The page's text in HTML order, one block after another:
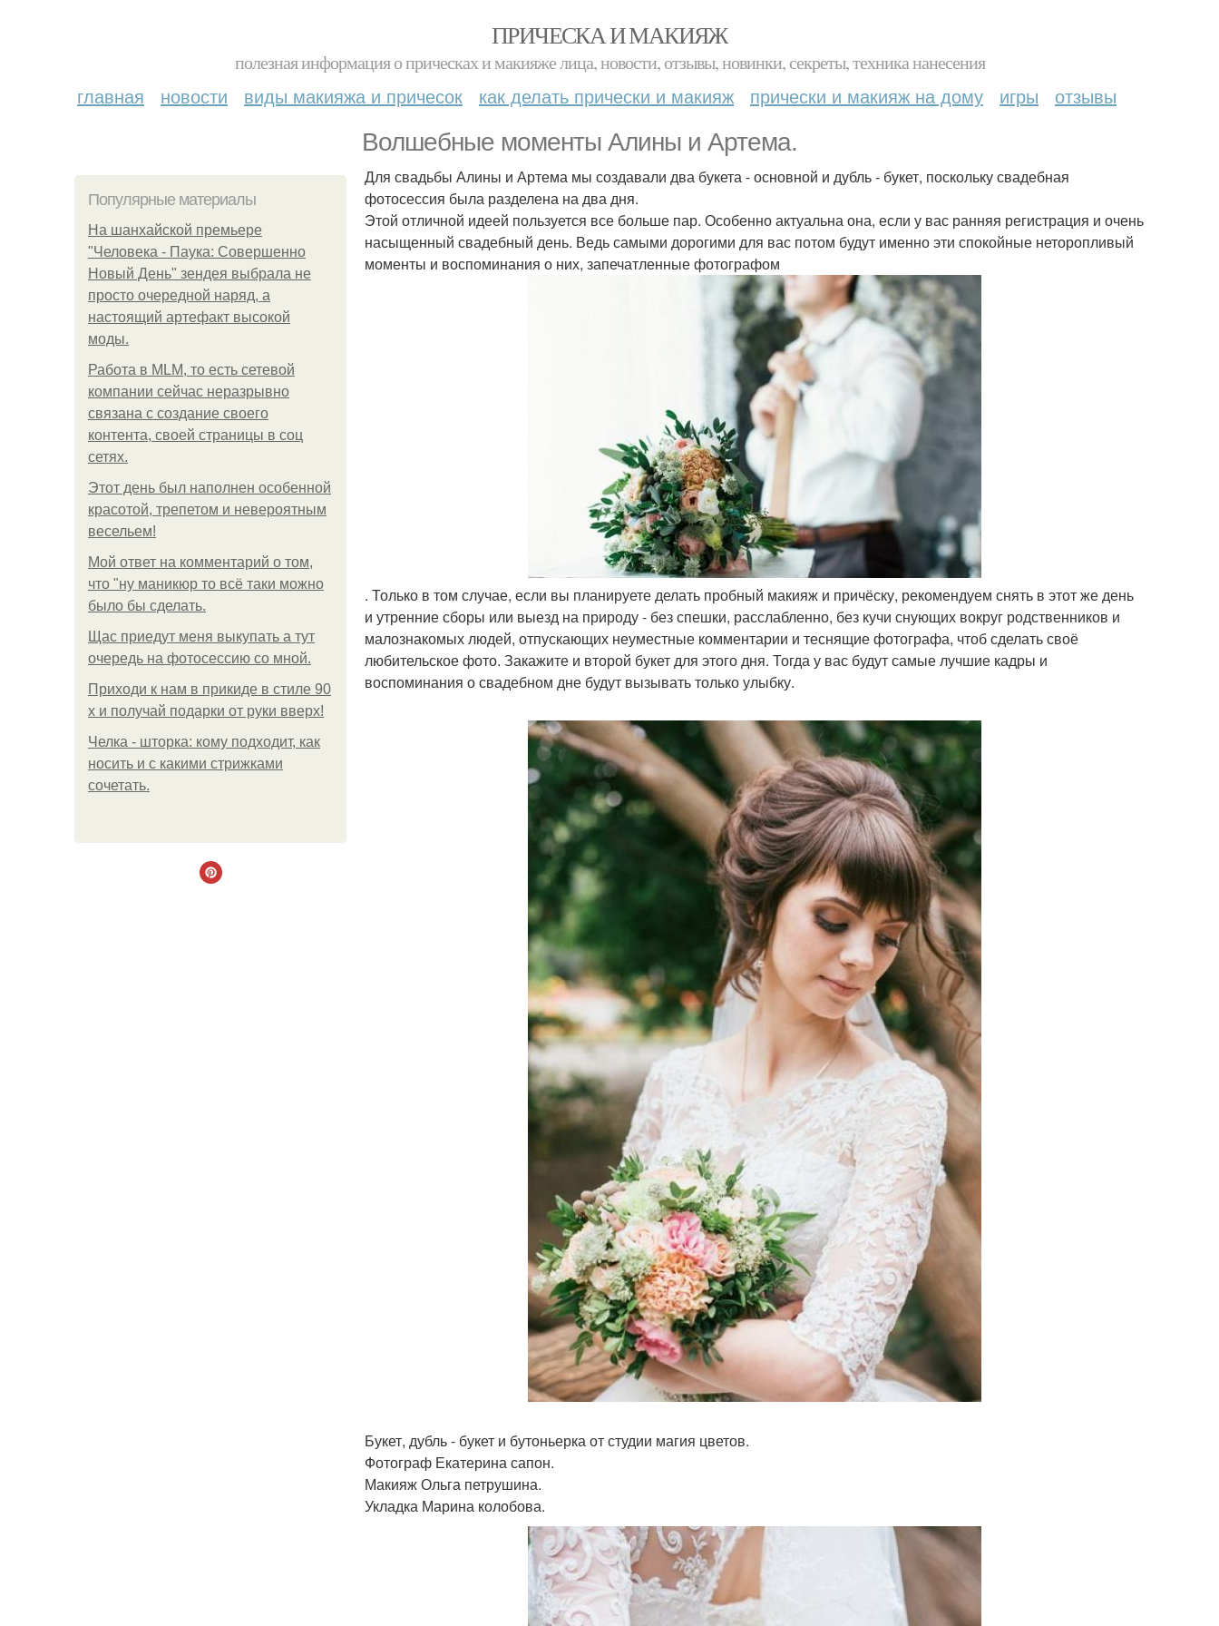
ПРИЧЕСКА И МАКИЯЖ
полезная информация о прическах и макияже лица, новости, отзывы, новинки, секреты, техника нанесения
главная новости виды макияжа и причесок как делать прически и макияж прически и макияж на дому игры отзывы
Волшебные моменты Алины и Артема.
Популярные материалы
На шанхайской премьере
"Человека - Паука: Совершенно
Новый День" зендея выбрала не
просто очередной наряд, а
настоящий артефакт высокой
моды.
Работа в MLM, то есть сетевой
компании сейчас неразрывно
связана с создание своего
контента, своей страницы в соц
сетях.
Этот день был наполнен особенной
красотой, трепетом и невероятным
весельем!
Мой ответ на комментарий о том,
что "ну маникюр то всё таки можно
было бы сделать.
Щас приедут меня выкупать а тут
очередь на фотосессию со мной.
Приходи к нам в прикиде в стиле 90
х и получай подарки от руки вверх!
Челка - шторка: кому подходит, как
носить и с какими стрижками
сочетать.
Для свадьбы Алины и Артема мы создавали два букета - основной и дубль - букет, поскольку свадебная
фотосессия была разделена на два дня.
Этой отличной идеей пользуется все больше пар. Особенно актуальна она, если у вас ранняя регистрация и очень
насыщенный свадебный день. Ведь самыми дорогими для вас потом будут именно эти спокойные неторопливый
моменты и воспоминания о них, запечатленные фотографом
. Только в том случае, если вы планируете делать пробный макияж и причёску, рекомендуем снять в этот же день
и утренние сборы или выезд на природу - без спешки, расслабленно, без кучи снующих вокруг родственников и
малознакомых людей, отпускающих неуместные комментарии и теснящие фотографа, чтоб сделать своё
любительское фото. Закажите и второй букет для этого дня. Тогда у вас будут самые лучшие кадры и
воспоминания о свадебном дне будут вызывать только улыбку.
Букет, дубль - букет и бутоньерка от студии магия цветов.
Фотограф Екатерина сапон.
Макияж Ольга петрушина.
Укладка Марина колобова.